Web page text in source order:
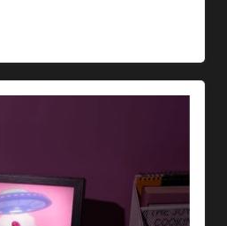
LED Lumineuse "Take Me